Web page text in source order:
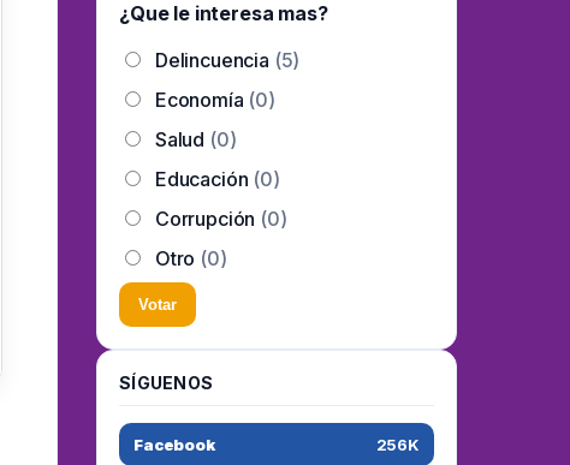
¿Que le interesa mas?
Delincuencia (5)
Economía (0)
Salud (0)
Educación (0)
Corrupción (0)
Otro (0)
Votar
SÍGUENOS
Facebook 256K